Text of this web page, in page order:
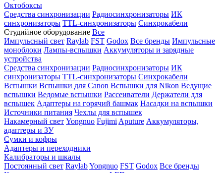
Октобоксы
Средства синхронизации Радиосинхронизаторы ИК
синхронизаторы TTL-синхронизаторы Синхрокабели
Студийное оборудование Все
Импульсный свет Raylab FST Godox Все бренды Импульсные
моноблоки Лампы-вспышки Аккумуляторы и зарядные
устройства
Средства синхронизации Радиосинхронизаторы ИК
синхронизаторы TTL-синхронизаторы Синхрокабели
Вспышки Вспышки для Canon Вспышки для Nikon Ведущие
вспышки Ведомые вспышки Рассеиватели Держатели для
вспышек Адаптеры на горячий башмак Насадки на вспышки
Источники питания Чехлы для вспышек
Накамерный свет Yongnuo Fujimi Aputure Аккумуляторы,
адаптеры и ЗУ
Сумки и кофры
Адаптеры и переходники
Калибраторы и шкалы
Постоянный свет RaylabYongnuo FST Godox Все бренды